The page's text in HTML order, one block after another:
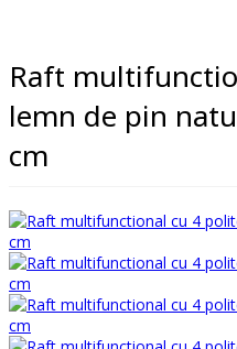
Raft
lemn de pin
cm